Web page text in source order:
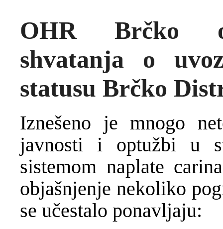
OHR Brčko
shvatanja o
statusu Brčko
Iznešeno je mnogo
javnosti i optužbi u
sistemom naplate
objašnjenje nekoliko
se učestalo ponavljaju: